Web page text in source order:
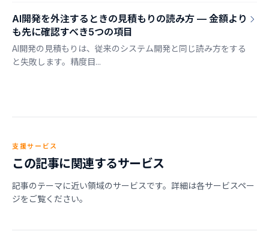
AI開発を外注するときの見積もりの読み方 — 金額より
も先に確認すべき5つの項目
AI開発の見積もりは、従来のシステム開発と同じ読み方をする
と失敗します。精度目...
支援サービス
この記事に関連するサービス
記事のテーマに近い領域のサービスです。詳細は各サービスペー
ジをご覧ください。